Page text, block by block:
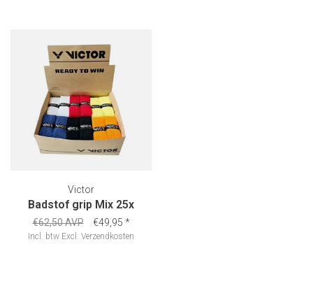
Victor
Badstof grip Mix 25x
€62,50 AVP €49,95 *
Incl. btw Excl. Verzendkosten